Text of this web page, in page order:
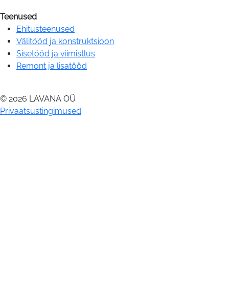
Teenused
Ehitusteenused
Välitööd ja konstruktsioon
Sisetööd ja viimistlus
Remont ja lisatööd
© 2026 LAVANA OÜ
Privaatsustingimused